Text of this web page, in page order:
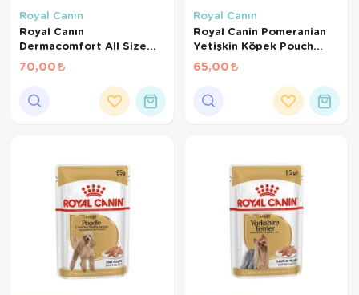
Royal Canın
Royal Canın
Dermacomfort All Size
Loaf pouch 85 Gr
70,00
Royal Canın
Royal Canin Pomeranian
Yetişkin Köpek Pouch
85gr
65,00